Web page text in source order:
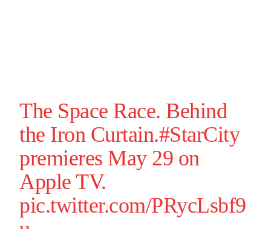
The Space Race. Behind
the Iron Curtain.#StarCity
premieres May 29 on
Apple TV.
pic.twitter.com/PRycLsbf9